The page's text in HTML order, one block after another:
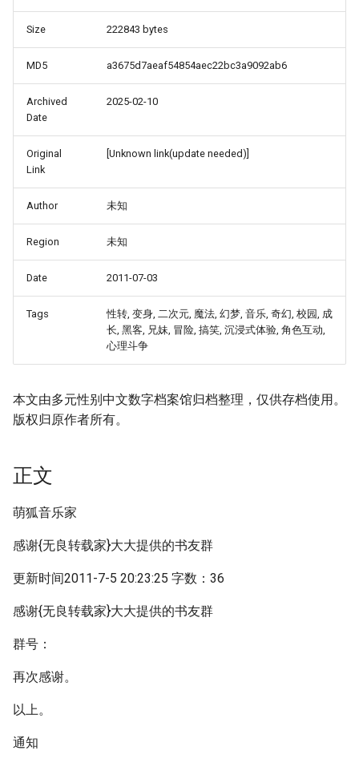
Size 222843 bytes
MD5 a3675d7aeaf54854aec22bc3a9092ab6
Archived
Date
2025-02-10
Original
Link
[Unknown link(update needed)]
Author 未知
Region 未知
Date 2011-07-03
Tags
性转, 变身, 二次元, 魔法, 幻梦, 音乐, 奇幻, 校园, 成
长, 黑客, 兄妹, 冒险, 搞笑, 沉浸式体验, 角色互动,
心理斗争
本文由多元性别中文数字档案馆归档整理，仅供存档使用。
版权归原作者所有。
正文
萌狐音乐家
感谢{无良转载家}大大提供的书友群
更新时间2011-7-5 20:23:25 字数：36
感谢{无良转载家}大大提供的书友群
群号：
再次感谢。
以上。
通知